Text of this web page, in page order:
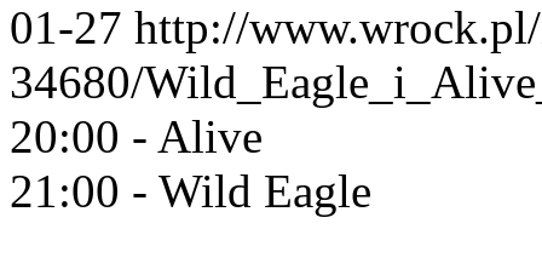
01-27 http://
34680/
20:00 - Alive
21:00 - Wild Eagle